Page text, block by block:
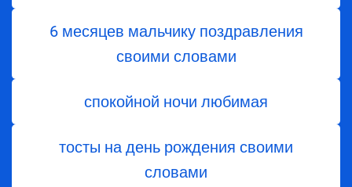
6 месяцев мальчику поздравления
своими словами
спокойной ночи любимая
тосты на день рождения своими
словами